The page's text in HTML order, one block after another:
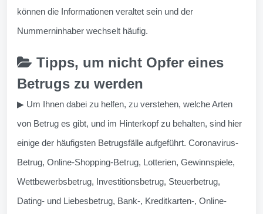
können die Informationen veraltet sein und der
Nummerninhaber wechselt häufig.
Tipps, um nicht Opfer eines
Betrugs zu werden
▶ Um Ihnen dabei zu helfen, zu verstehen, welche Arten
von Betrug es gibt, und im Hinterkopf zu behalten, sind hier
einige der häufigsten Betrugsfälle aufgeführt. Coronavirus-
Betrug, Online-Shopping-Betrug, Lotterien, Gewinnspiele,
Wettbewerbsbetrug, Investitionsbetrug, Steuerbetrug,
Dating- und Liebesbetrug, Bank-, Kreditkarten-, Online-